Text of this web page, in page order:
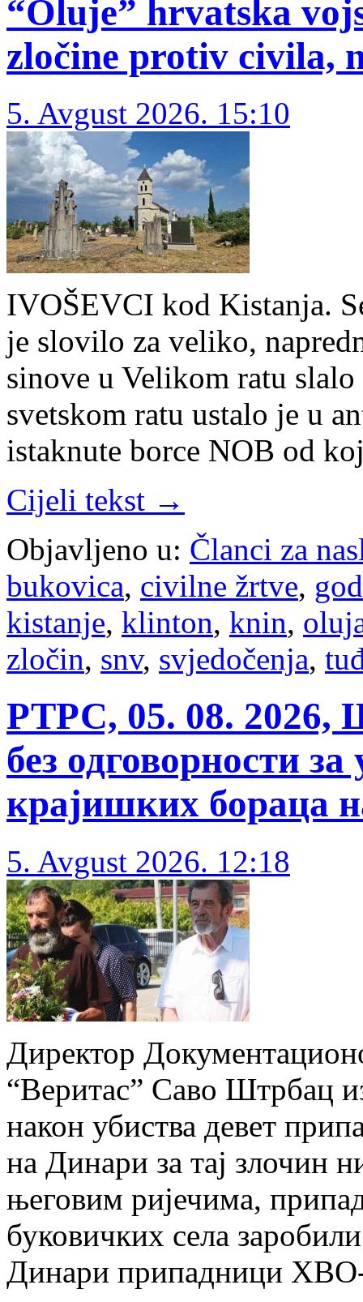
“Oluje” hrvatska
zločine protiv civila,
5. Avgust 2026. 15:10
IVOŠEVCI kod Kistanja.
je slovilo za veliko,
sinove u Velikom ratu
svetskom ratu ustalo je u
istaknute borce NOB od
Cijeli tekst →
Objavljeno u: Članci za
bukovica, civilne žrtve,
kistanje, klinton, knin,
zločin, snv, svjedočenja,
РТРС, 05. 08. 2026,
без одговорности за
крајишких бораца
5. Avgust 2026. 12:18
Директор
“Веритас” Саво Штрбац
након убиства девет
на Динари за тај злочин
његовим ријечима,
буковичких села
Динари припадници